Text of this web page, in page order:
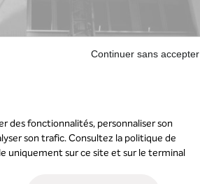
des fonctionnalités, personnaliser son
son trafic. Consultez la politique de
uniquement sur ce site et sur le terminal
Continuer sans accepter